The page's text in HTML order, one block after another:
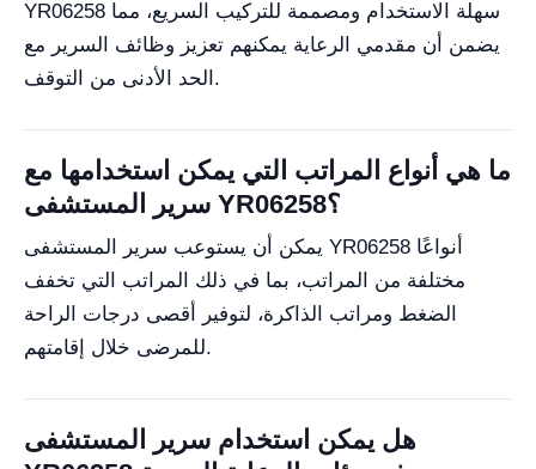
YR06258 سهلة الاستخدام ومصممة للتركيب السريع، مما
يضمن أن مقدمي الرعاية يمكنهم تعزيز وظائف السرير مع
الحد الأدنى من التوقف.
ما هي أنواع المراتب التي يمكن استخدامها مع
سرير المستشفى YR06258؟
يمكن أن يستوعب سرير المستشفى YR06258 أنواعًا
مختلفة من المراتب، بما في ذلك المراتب التي تخفف
الضغط ومراتب الذاكرة، لتوفير أقصى درجات الراحة
للمرضى خلال إقامتهم.
هل يمكن استخدام سرير المستشفى